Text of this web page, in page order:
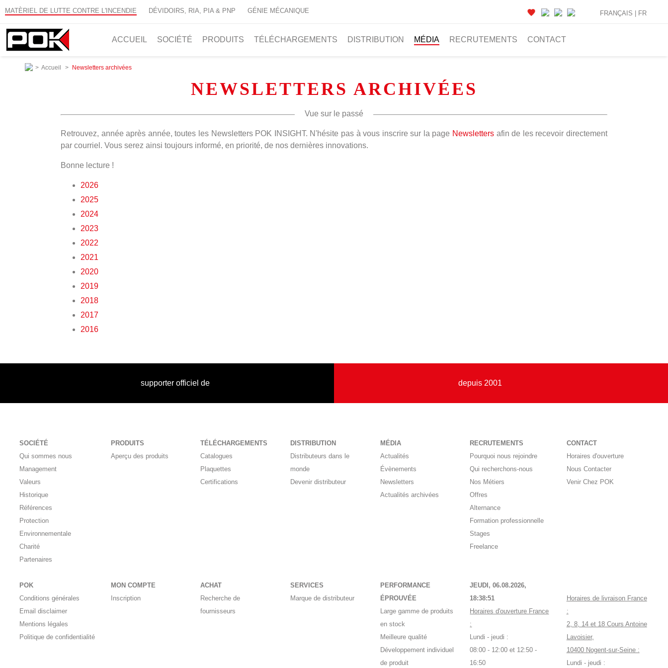
MATÈRIEL DE LUTTE CONTRE L'INCENDIE DÉVIDOIRS, RIA, PIA & PNP GÉNIE MÉCANIQUE
ACCUEIL SOCIÉTÉ PRODUITS TÉLÉCHARGEMENTS DISTRIBUTION MÉDIA RECRUTEMENTS CONTACT
FRANÇAIS | FR
> Accueil > Newsletters archivées
NEWSLETTERS ARCHIVÉES
Vue sur le passé
Retrouvez, année après année, toutes les Newsletters POK INSIGHT. N'hésite pas à vous inscrire sur la page Newsletters afin de les recevoir directement
par courriel. Vous serez ainsi toujours informé, en priorité, de nos dernières innovations.
Bonne lecture !
2026
2025
2024
2023
2022
2021
2020
2019
2018
2017
2016
supporter officiel de depuis 2001
SOCIÉTÉ
Qui sommes nous
Management
Valeurs
Historique
Références
Protection
Environnementale
Charité
Partenaires
PRODUITS
Aperçu des produits
TÉLÉCHARGEMENTS
Catalogues
Plaquettes
Certifications
DISTRIBUTION
Distributeurs dans le
monde
Devenir distributeur
MÉDIA
Actualités
Évènements
Newsletters
Actualités archivées
RECRUTEMENTS
Pourquoi nous rejoindre
Qui recherchons-nous
Nos Métiers
Offres
Alternance
Formation professionnelle
Stages
Freelance
CONTACT
Horaires d'ouverture
Nous Contacter
Venir Chez POK
POK
Conditions générales
Email disclaimer
Mentions légales
Politique de confidentialité
MON COMPTE
Inscription
ACHAT
Recherche de
fournisseurs
SERVICES
Marque de distributeur
PERFORMANCE
ÉPROUVÉE
Large gamme de produits
en stock
Meilleure qualité
Développement individuel
de produit
JEUDI, 06.08.2026,
18:38:51
Horaires d'ouverture France
:
Lundi - jeudi :
08:00 - 12:00 et 12:50 -
16:50
Horaires de livraison France
:
2, 8, 14 et 18 Cours Antoine
Lavoisier,
10400 Nogent-sur-Seine :
Lundi - jeudi :